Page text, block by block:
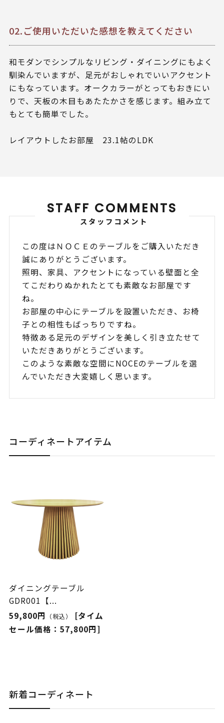
02.ご使用いただいた感想を教えてください
和モダンでシンプルなリビング・ダイニングにもよく
馴染んでいますが、足元がおしゃれでいいアクセント
にもなっています。オークカラーがとってもおきにい
りで、天板の木目もあたたかさを感じます。組み立て
もとても簡単でした。
レイアウトしたお部屋 23.1帖のLDK
STAFF COMMENTS
スタッフコメント
この度はＮＯＣＥのテーブルをご購入いただき
誠にありがとうございます。
照明、家具、アクセントになっている壁面と全
てこだわりぬかれたとても素敵なお部屋です
ね。
お部屋の中心にテーブルを設置いただき、お椅
子との相性もばっちりですね。
特徴ある足元のデザインを美しく引き立たせて
いただきありがとうございます。
このような素敵な空間にNOCEのテーブルを選
んでいただき大変嬉しく思います。
コーディネートアイテム
ダイニングテーブル
GDR001【...
59,800円
（税込）
[タイム
セール価格：57,800円]
新着コーディネート